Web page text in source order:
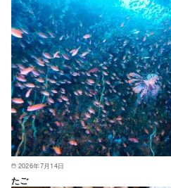
2026年7月14日
たご